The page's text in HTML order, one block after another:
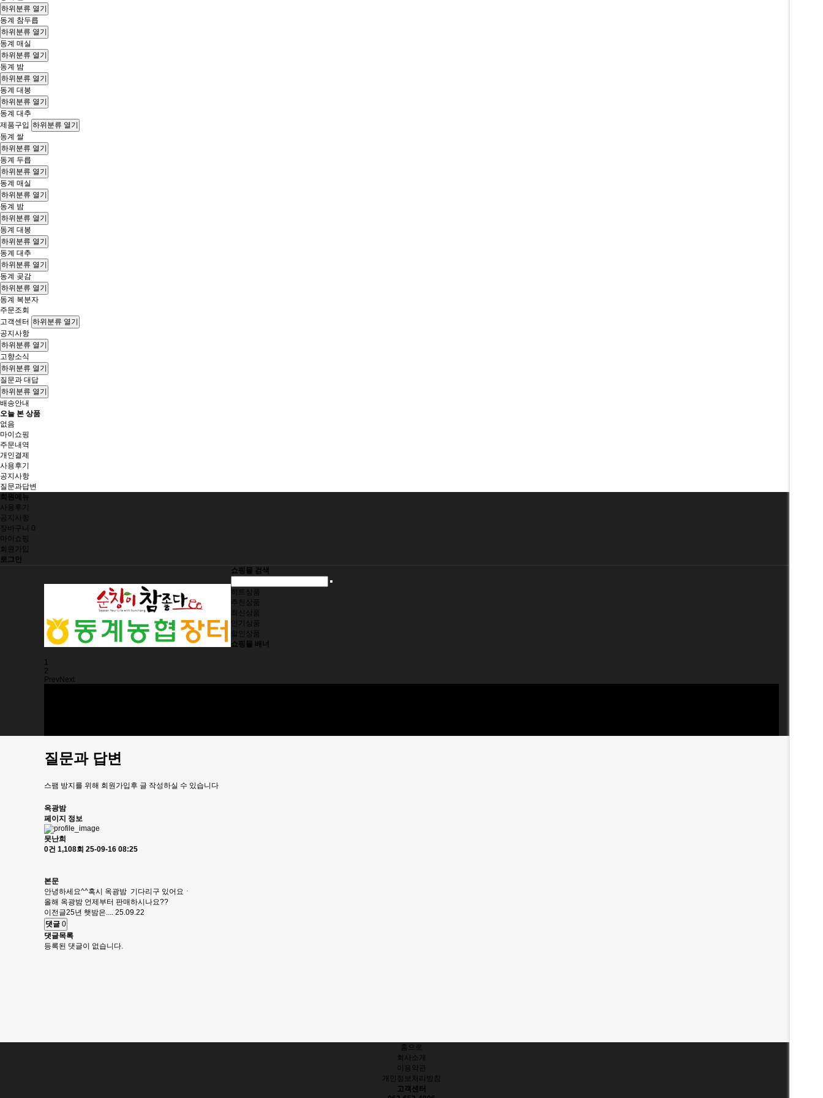
하위분류 열기
동계 참두릅
하위분류 열기
동계 매실
하위분류 열기
동계 밤
하위분류 열기
동계 대봉
하위분류 열기
동계 대추
제품구입 하위분류 열기
동계 쌀
하위분류 열기
동계 두릅
하위분류 열기
동계 매실
하위분류 열기
동계 밤
하위분류 열기
동계 대봉
하위분류 열기
동계 대추
하위분류 열기
동계 곶감
하위분류 열기
동계 복분자
주문조회
고객센터 하위분류 열기
공지사항
하위분류 열기
고향소식
하위분류 열기
질문과 대답
하위분류 열기
배송안내
오늘 본 상품
없음
마이쇼핑
주문내역
개인결제
사용후기
공지사항
질문과답변
회원메뉴
사용후기
공지사항
장바구니
0
마이쇼핑
회원가입
로그인
쇼핑몰 검색
히트상품
추천상품
최신상품
인기상품
할인상품
쇼핑몰 배너
1
2
PrevNext
질문과 답변
스팸 방지를 위해 회원가입후 글 작성하실 수 있습니다
옥광밤
페이지 정보
못난희
0건 1,108회 25-09-16 08:25
본문
안녕하세요^^혹시 옥광밤 기다리구 있어요ㆍ
올해 옥광밤 언제부터 판매하시나요??
이전글25년 햇밤은.... 25.09.22
댓글 0
댓글목록
등록된 댓글이 없습니다.
홈으로
회사소개
이용약관
개인정보처리방침
고객센터